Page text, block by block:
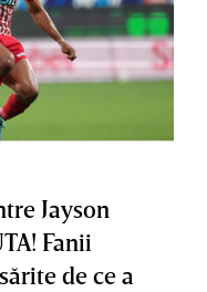
Jayson
Fanii
de ce a